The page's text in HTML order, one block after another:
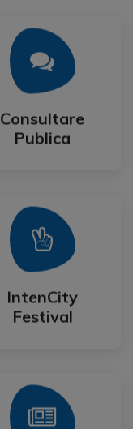
Consultare
Publica
Consultare
Publica
Mai Mult
IntenCity
Festival
IntenCity
Festival
Mai Mult
Mai Mult